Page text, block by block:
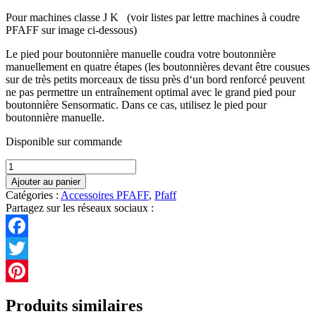
Pour machines classe J K (voir listes par lettre machines à coudre
PFAFF sur image ci-dessous)
Le pied pour boutonnière manuelle coudra votre boutonnière
manuellement en quatre étapes (les boutonnières devant être cousues
sur de très petits morceaux de tissu près d‘un bord renforcé peuvent
ne pas permettre un entraînement optimal avec le grand pied pour
boutonnière Sensormatic. Dans ce cas, utilisez le pied pour
boutonnière manuelle.
Disponible sur commande
quantité
de
820672096
Pied
pour
boutonniere
Ajouter au panier
Catégories : Accessoires PFAFF, Pfaff
Partagez sur les réseaux sociaux :
Facebook
Twitter
Produits similaires